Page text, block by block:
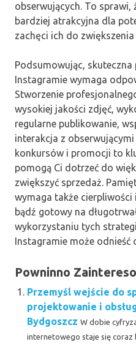
obserwujących. To sprawi,
bardziej atrakcyjna dla
zachęci ich do
Podsumowując,
Instagramie wymaga
Stworzenie
wysokiej jakości zdjęć,
regularne publikowanie,
interakcja z
konkursów i promocji to
pomogą Ci dotrzeć do
zwiększyć sprzedaż.
wymaga także
bądź gotowy na
wykorzystaniu tych
Instagramie może odnieść
Powninno
Przemyśl wejście do
projektowanie i
Bydgoszcz W dobie
internetowego staje się coraz